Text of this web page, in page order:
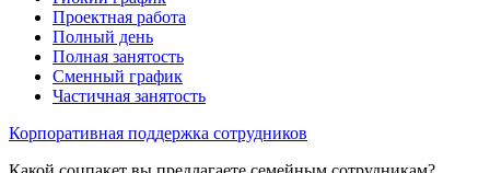
Проектная работа
Полный день
Полная занятость
Сменный график
Частичная занятость
Корпоративная поддержка сотрудников